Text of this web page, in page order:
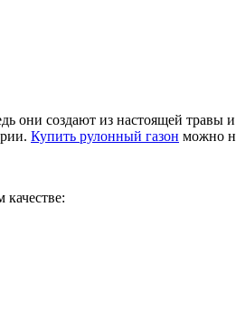
они создают из настоящей травы
Купить рулонный газон можно